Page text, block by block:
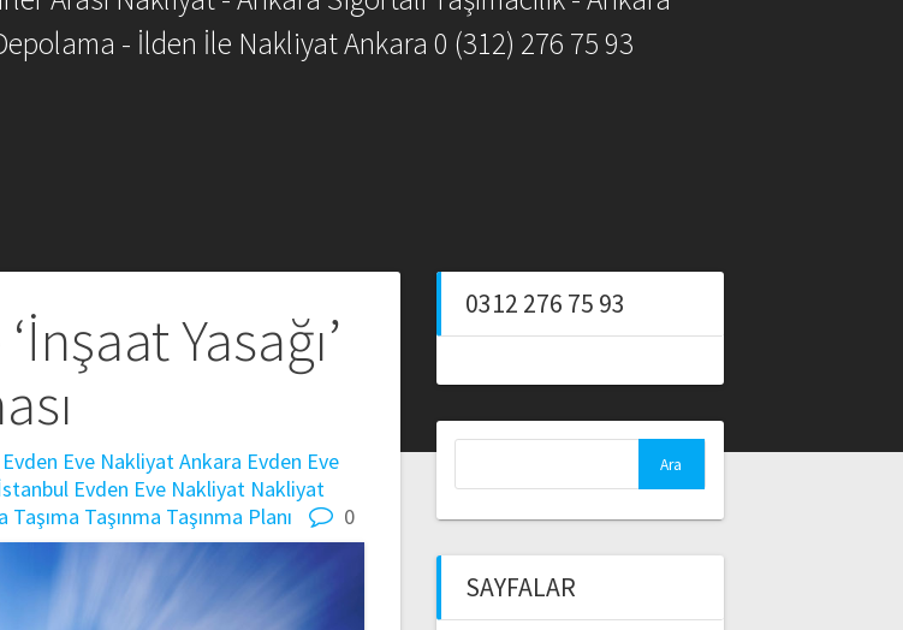
- İlden İle Nakliyat Ankara 0 (312) 276 75 93
Yasağı’
Eve NakliyatAnkara Evden Eve
Evden Eve Nakliyat Nakliyat
Taşıma Taşınma Taşınma Planı 0
0312 276 75 93
SAYFALAR